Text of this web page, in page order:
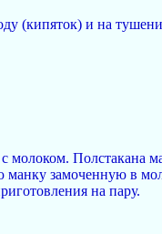
(кипяток) и на
молоком. Полстакана
манку замоченную в
на пару.